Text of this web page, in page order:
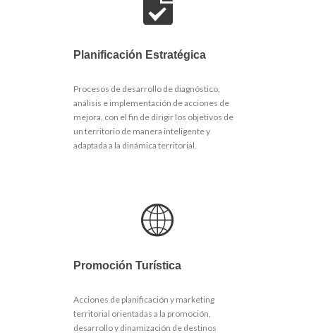
Planificación Estratégica
Procesos de desarrollo de diagnóstico,
análisis e implementación de acciones de
mejora, con el fin de dirigir los objetivos de
un territorio de manera inteligente y
adaptada a la dinámica territorial.
Promoción Turística
Acciones de planificación y marketing
territorial orientadas a la promoción,
desarrollo y dinamización de destinos